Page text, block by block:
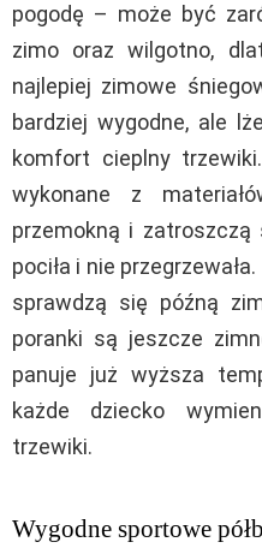
pogodę – może być
zimo oraz wilgotno,
najlepiej zimowe
bardziej wygodne, ale
komfort cieplny
wykonane z
przemokną i
pociła i nie
sprawdzą się późną
poranki są jeszcze
panuje już wyższa
każde dziecko
trzewiki.
Wygodne sportowe